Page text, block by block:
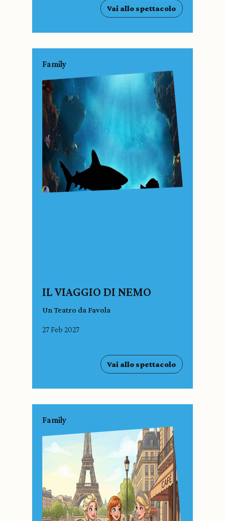
Vai allo spettacolo
Family
IL VIAGGIO DI NEMO
Un Teatro da Favola
27 Feb 2027
Vai allo spettacolo
Family